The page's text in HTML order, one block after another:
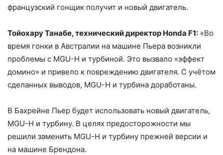
французский гонщик получит и новый двигатель.
Тойохару Танабе, технический директор Honda F1: «Во
время гонки в Австралии на машине Пьера возникли
проблемы с MGU-H и турбиной. Это вызвало «эффект
домино» и привело к повреждению двигателя. С учётом
сделанных выводов, MGU-H и турбина доработаны.
В Бахрейне Пьер будет использовать новый двигатель,
MGU-H и турбину. В целях предосторожности мы
решили заменить MGU-H и турбину прежней версии и
на машине Брендона.